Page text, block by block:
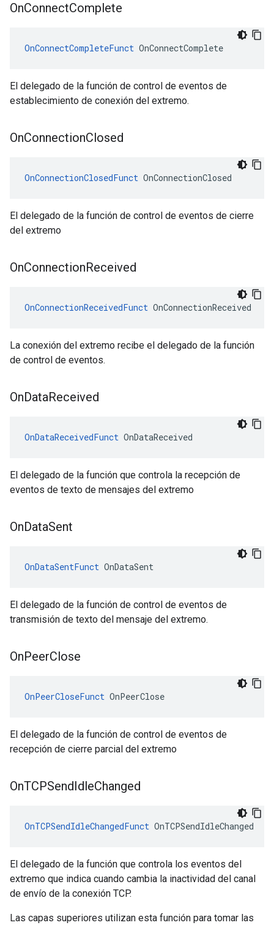
OnConnectComplete
OnConnectCompleteFunct OnConnectComplete
El delegado de la función de control de eventos de
establecimiento de conexión del extremo.
OnConnectionClosed
OnConnectionClosedFunct OnConnectionClosed
El delegado de la función de control de eventos de cierre
del extremo
OnConnectionReceived
OnConnectionReceivedFunct OnConnectionReceived
La conexión del extremo recibe el delegado de la función
de control de eventos.
OnDataReceived
OnDataReceivedFunct OnDataReceived
El delegado de la función que controla la recepción de
eventos de texto de mensajes del extremo
OnDataSent
OnDataSentFunct OnDataSent
El delegado de la función de control de eventos de
transmisión de texto del mensaje del extremo.
OnPeerClose
OnPeerCloseFunct OnPeerClose
El delegado de la función de control de eventos de
recepción de cierre parcial del extremo
OnTCPSendIdleChanged
OnTCPSendIdleChangedFunct OnTCPSendIdleChanged
El delegado de la función que controla los eventos del
extremo que indica cuando cambia la inactividad del canal
de envío de la conexión TCP.
Las capas superiores utilizan esta función para tomar las